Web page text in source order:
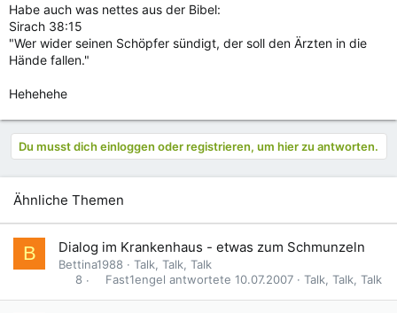
Habe auch was nettes aus der Bibel:
Sirach 38:15
"Wer wider seinen Schöpfer sündigt, der soll den Ärzten in die
Hände fallen."
Hehehehe
Du musst dich einloggen oder registrieren, um hier zu antworten.
Ähnliche Themen
B Dialog im Krankenhaus - etwas zum Schmunzeln
Bettina1988
Talk, Talk, Talk
8
Talk, Talk, Talk
10.07.2007
Fast1engel